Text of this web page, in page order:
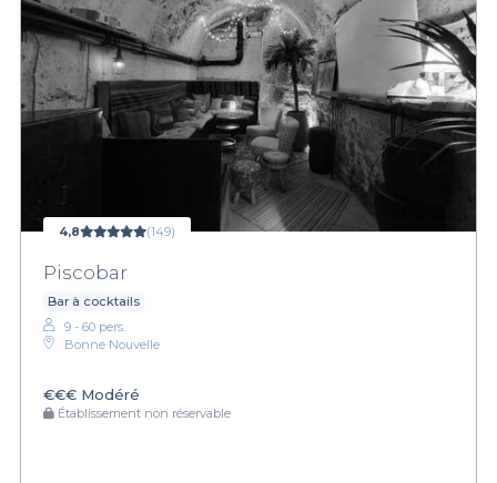
4,8 (149)
Piscobar
Bar à cocktails
9 - 60 pers.
Bonne Nouvelle
€€€ Modéré
Établissement non réservable